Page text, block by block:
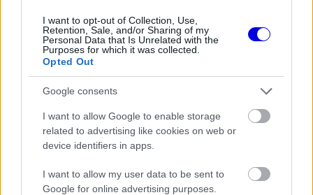
I want to opt-out of Collection, Use,
Retention, Sale, and/or Sharing of my
Personal Data that Is Unrelated with the
Purposes for which it was collected.
Opted Out
Google consents
I want to allow Google to enable storage
related to advertising like cookies on web or
device identifiers in apps.
I want to allow my user data to be sent to
Google for online advertising purposes.
A világbajnokság november végén Szaúd-
Arábiában zárul, Ogier azért küzd, hogy kilencedik
elsőségével utolérje az örökrangsor élén álló
honfitársát, Sébastien Loeböt.
EZEKET IS AJÁNLJUK